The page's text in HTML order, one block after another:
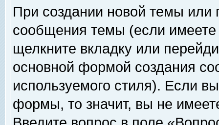
При создании новой темы или
сообщения темы (если
щелкните вкладку или
основной формой создания
используемого стиля). Если
формы, то значит, вы не